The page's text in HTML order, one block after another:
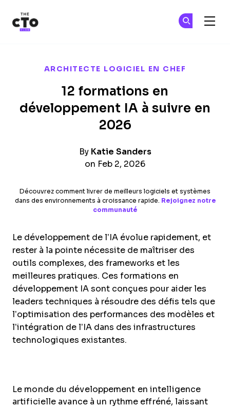
ARCHITECTE LOGICIEL EN CHEF
12 formations en
développement IA à suivre en
2026
By Katie Sanders
on Feb 2, 2026
Découvrez comment livrer de meilleurs logiciels et systèmes
dans des environnements à croissance rapide. Rejoignez notre
communauté
Le développement de l’IA évolue rapidement, et
rester à la pointe nécessite de maîtriser des
outils complexes, des frameworks et les
meilleures pratiques. Ces formations en
développement IA sont conçues pour aider les
leaders techniques à résoudre des défis tels que
l’optimisation des performances des modèles et
l’intégration de l’IA dans des infrastructures
technologiques existantes.
Le monde du développement en intelligence
artificielle avance à un rythme effréné, laissant